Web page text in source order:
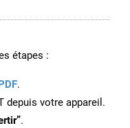
étapes :
.
depuis votre appareil.
.